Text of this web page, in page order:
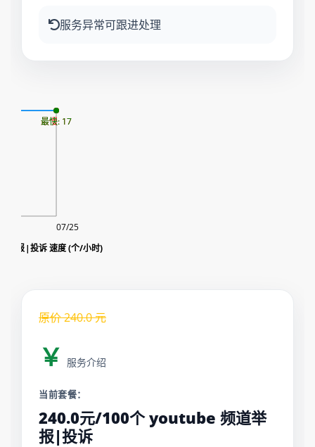
服务异常可跟进处理
举报|投诉 速度 (个/小时)
07/25
最慢: 17
最快: 17
原价240.0元
￥ 服务介绍
当前套餐：
240.0元/100个 youtube 频道举
报|投诉